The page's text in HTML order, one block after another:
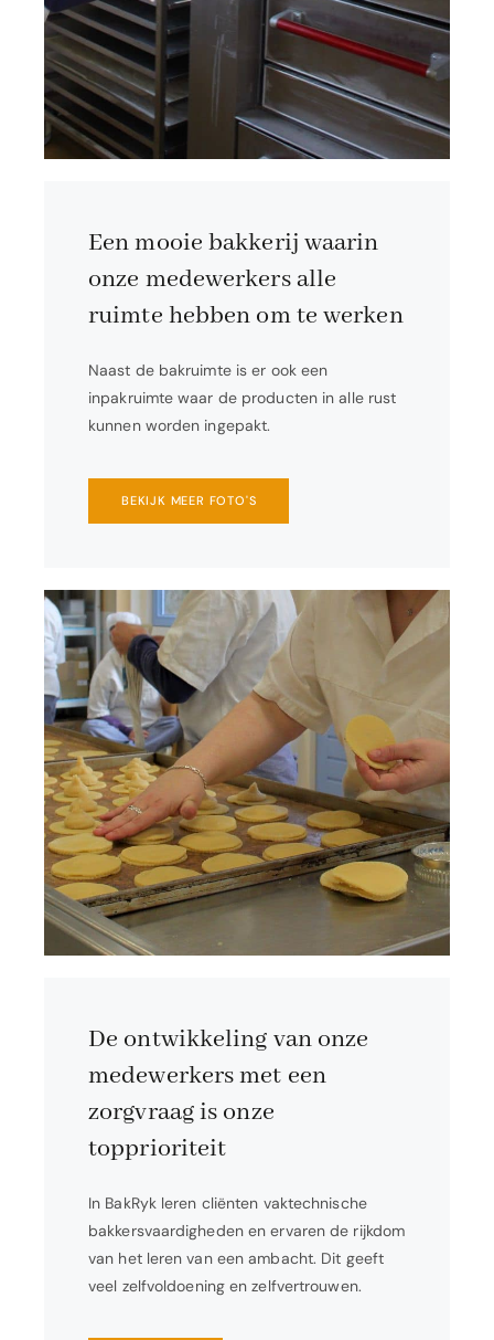
Een mooie bakkerij waarin
onze medewerkers alle
ruimte hebben om te werken
Naast de bakruimte is er ook een
inpakruimte waar de producten in alle rust
kunnen worden ingepakt.
BEKIJK MEER FOTO'S
De ontwikkeling van onze
medewerkers met een
zorgvraag is onze
topprioriteit
In BakRyk leren cliënten vaktechnische
bakkersvaardigheden en ervaren de rijkdom
van het leren van een ambacht. Dit geeft
veel zelfvoldoening en zelfvertrouwen.